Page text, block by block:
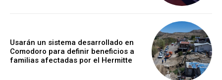
Usarán un sistema desarrollado en
Comodoro para definir beneficios a
familias afectadas por el Hermitte